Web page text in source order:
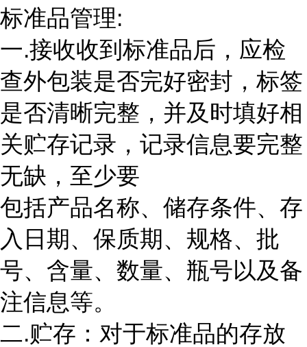
标准品管理:
一.接收收到标准品后，应检
查外包装是否完好密封，标签
是否清晰完整，并及时填好相
关贮存记录，记录信息要完整
无缺，至少要
包括产品名称、储存条件、存
入日期、保质期、规格、批
号、含量、数量、瓶号以及备
注信息等。
二.贮存：对于标准品的存放